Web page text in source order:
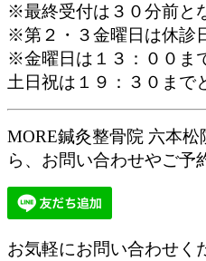
※最終受付は３０分前と
※第２・３金曜日は休診
※金曜日は１３：００ま
土日祝は１９：３０まで
MORE鍼灸整骨院 六本
ら、お問い合わせやご予
お気軽にお問い合わせく